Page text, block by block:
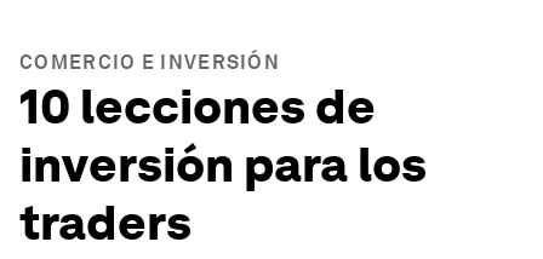
COMERCIO E INVERSIÓN
10 lecciones de
inversión para los
traders